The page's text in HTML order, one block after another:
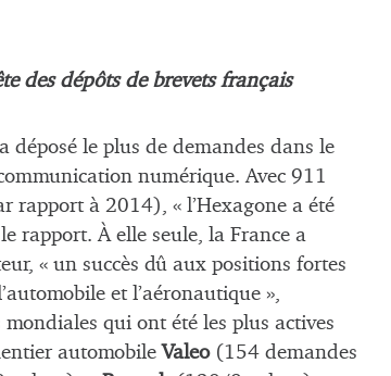
des dépôts de brevets français
déposé le plus de demandes dans le
numérique. Avec 911
rapport à 2014), « l’Hexagone a été
rapport. À elle seule, la France a
« un succès dû aux positions fortes
et l’aéronautique »,
qui ont été les plus actives
automobile Valeo(154 demandes